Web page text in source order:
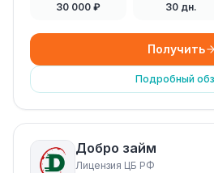
30 000 ₽ 30 дн.
Получить
Подробный
Добро займ
Лицензия ЦБ РФ